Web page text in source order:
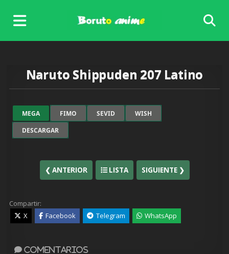
content
Naruto Shippuden 207 Latino
MEGA FIMO SEVID
WISH
DESCARGAR
❮ ANTERIOR LISTA SIGUIENTE ❯
Compartir:
X
Facebook Telegram WhatsApp
Comentarios